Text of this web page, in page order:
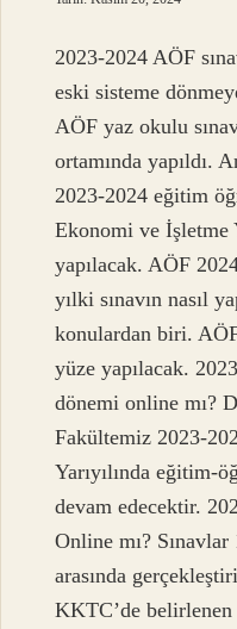
2023-2024 AÖF
eski sisteme
AÖF yaz okulu
ortamında yapıldı.
2023-2024 eğitim
Ekonomi ve İşletme
yapılacak. AÖF
yılki sınavın nasıl
konulardan biri.
yüze yapılacak.
dönemi online mı?
Fakültemiz 2023-
Yarıyılında eğitim-
devam edecektir.
Online mı?
​​arasında
KKTC’de